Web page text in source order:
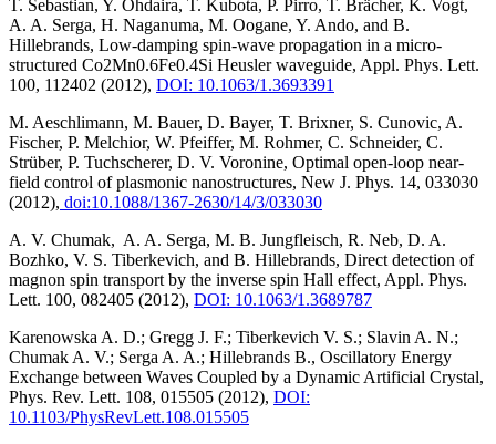
T. Sebastian, Y. Ohdaira, T. Kubota, P. Pirro, T. Brächer, K. Vogt,
A. A. Serga, H. Naganuma, M. Oogane, Y. Ando, and B.
Hillebrands, Low-damping spin-wave propagation in a micro-
structured Co2Mn0.6Fe0.4Si Heusler waveguide, Appl. Phys. Lett.
100, 112402 (2012), DOI: 10.1063/1.3693391
M. Aeschlimann, M. Bauer, D. Bayer, T. Brixner, S. Cunovic, A.
Fischer, P. Melchior, W. Pfeiffer, M. Rohmer, C. Schneider, C.
Strüber, P. Tuchscherer, D. V. Voronine, Optimal open-loop near-
field control of plasmonic nanostructures, New J. Phys. 14, 033030
(2012), doi:10.1088/1367-2630/14/3/033030
A. V. Chumak, A. A. Serga, M. B. Jungfleisch, R. Neb, D. A.
Bozhko, V. S. Tiberkevich, and B. Hillebrands, Direct detection of
magnon spin transport by the inverse spin Hall effect, Appl. Phys.
Lett. 100, 082405 (2012), DOI: 10.1063/1.3689787
Karenowska A. D.; Gregg J. F.; Tiberkevich V. S.; Slavin A. N.;
Chumak A. V.; Serga A. A.; Hillebrands B., Oscillatory Energy
Exchange between Waves Coupled by a Dynamic Artificial Crystal,
Phys. Rev. Lett. 108, 015505 (2012), DOI:
10.1103/PhysRevLett.108.015505